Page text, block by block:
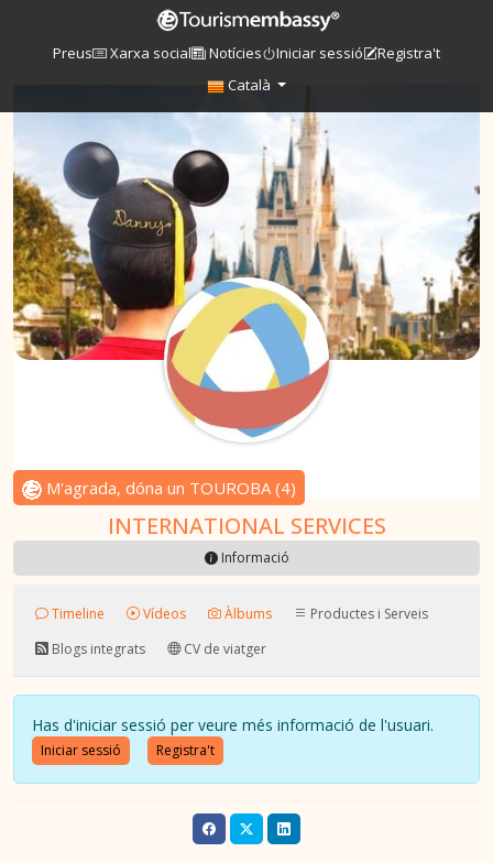
Preus Xarxa social Notícies Iniciar sessió
Registra't
Català
M'agrada, dóna un TOUROBA(4)
INTERNATIONAL SERVICES
Informació
Timeline Vídeos Àlbums
Productes i Serveis
Blogs integrats
CV de viatger
Has d'iniciar sessió per veure més informació de l'usuari.
Iniciar sessió Registra't